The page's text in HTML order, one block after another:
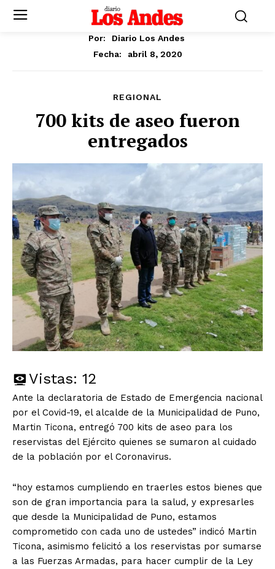
Por:
Diario Los Andes
Fecha:
abril 8, 2020
REGIONAL
700 kits de aseo fueron
entregados
Vistas: 12
Ante la declaratoria de Estado de Emergencia nacional
por el Covid-19, el alcalde de la Municipalidad de Puno,
Martin Ticona, entregó 700 kits de aseo para los
reservistas del Ejército quienes se sumaron al cuidado
de la población por el Coronavirus.
“hoy estamos cumpliendo en traerles estos bienes que
son de gran importancia para la salud, y expresarles
que desde la Municipalidad de Puno, estamos
comprometido con cada uno de ustedes” indicó Martin
Ticona, asimismo felicitó a los reservistas por sumarse
a las Fuerzas Armadas, para hacer cumplir de la Ley